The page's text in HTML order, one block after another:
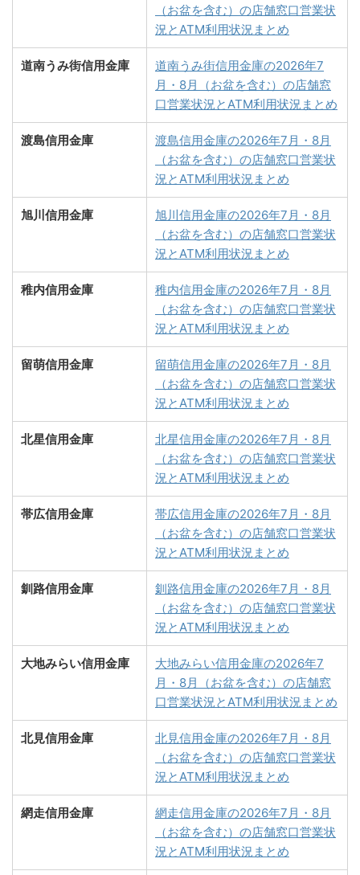
（お盆を含む）の店舗窓口営業状
況とATM利用状況まとめ
道南うみ街信用金庫
道南うみ街信用金庫の2026年7
月・8月（お盆を含む）の店舗窓
口営業状況とATM利用状況まとめ
渡島信用金庫
渡島信用金庫の2026年7月・8月
（お盆を含む）の店舗窓口営業状
況とATM利用状況まとめ
旭川信用金庫
旭川信用金庫の2026年7月・8月
（お盆を含む）の店舗窓口営業状
況とATM利用状況まとめ
稚内信用金庫
稚内信用金庫の2026年7月・8月
（お盆を含む）の店舗窓口営業状
況とATM利用状況まとめ
留萌信用金庫
留萌信用金庫の2026年7月・8月
（お盆を含む）の店舗窓口営業状
況とATM利用状況まとめ
北星信用金庫
北星信用金庫の2026年7月・8月
（お盆を含む）の店舗窓口営業状
況とATM利用状況まとめ
帯広信用金庫
帯広信用金庫の2026年7月・8月
（お盆を含む）の店舗窓口営業状
況とATM利用状況まとめ
釧路信用金庫
釧路信用金庫の2026年7月・8月
（お盆を含む）の店舗窓口営業状
況とATM利用状況まとめ
大地みらい信用金庫
大地みらい信用金庫の2026年7
月・8月（お盆を含む）の店舗窓
口営業状況とATM利用状況まとめ
北見信用金庫
北見信用金庫の2026年7月・8月
（お盆を含む）の店舗窓口営業状
況とATM利用状況まとめ
網走信用金庫
網走信用金庫の2026年7月・8月
（お盆を含む）の店舗窓口営業状
況とATM利用状況まとめ